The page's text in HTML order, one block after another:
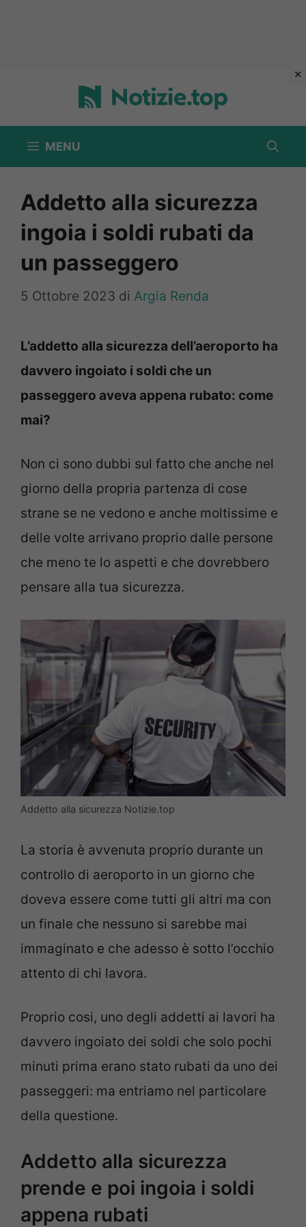
contenuto
MENU
Addetto alla sicurezza
ingoia i soldi rubati da
un passeggero
5 Ottobre 2023 di Argia Renda
L’addetto alla sicurezza dell’aeroporto ha
davvero ingoiato i soldi che un
passeggero aveva appena rubato: come
mai?
Non ci sono dubbi sul fatto che anche nel
giorno della propria partenza di cose
strane se ne vedono e anche moltissime e
delle volte arrivano proprio dalle persone
che meno te lo aspetti e che dovrebbero
pensare alla tua sicurezza.
Addetto alla sicurezza Notizie.top
La storia è avvenuta proprio durante un
controllo di aeroporto in un giorno che
doveva essere come tutti gli altri ma con
un finale che nessuno si sarebbe mai
immaginato e che adesso è sotto l’occhio
attento di chi lavora.
Proprio cosi, uno degli addetti ai lavori ha
davvero ingoiato dei soldi che solo pochi
minuti prima erano stato rubati da uno dei
passeggeri: ma entriamo nel particolare
della questione.
Addetto alla sicurezza
prende e poi ingoia i soldi
appena rubati